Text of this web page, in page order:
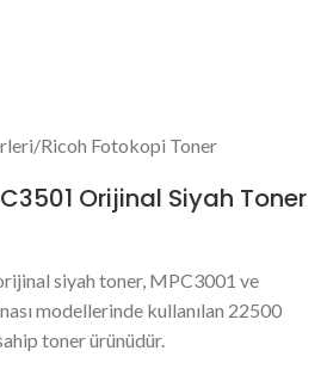
/Ricoh Fotokopi Toner
Orijinal Siyah Toner
siyah toner, MPC3001 ve
modellerinde kullanılan 22500
toner ürünüdür.